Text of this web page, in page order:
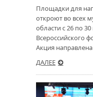
Площадки для
откроют во всех
области с 26 по
Всероссийского
Акция
ДАЛЕЕ